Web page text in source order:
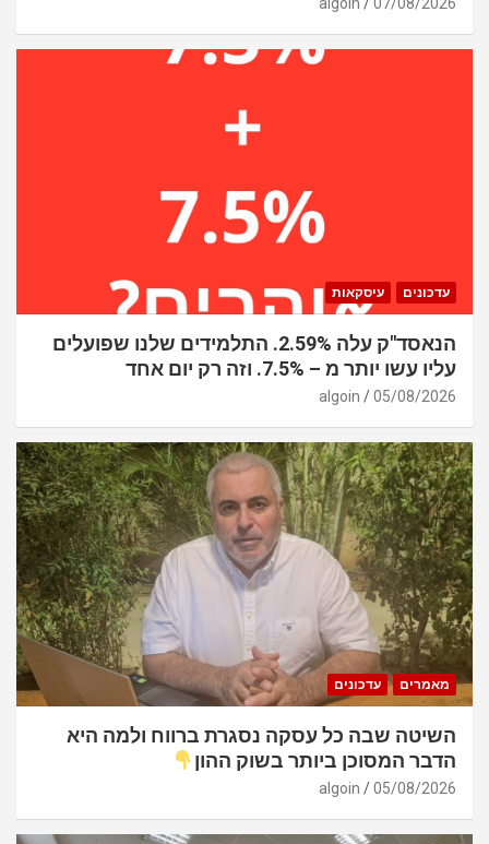
07/08/2026
algoin
עדכונים עיסקאות
הנאסד"ק עלה 2.59%. התלמידים שלנו שפועלים
עליו עשו יותר מ – 7.5%. וזה רק יום אחד
05/08/2026
algoin
מאמרים עדכונים
השיטה שבה כל עסקה נסגרת ברווח ולמה היא
הדבר המסוכן ביותר בשוק ההון
05/08/2026
algoin